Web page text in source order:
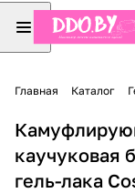
Главная Каталог
каучуковая
гель-лака